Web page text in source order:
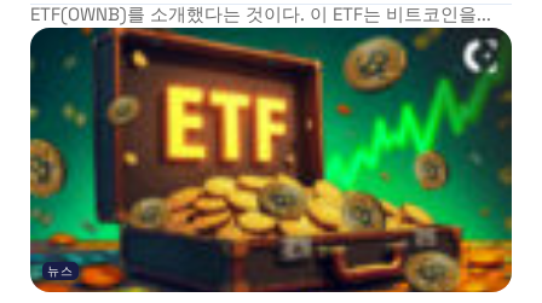
ETF(OWNB)를 소개했다는 것이다. 이 ETF는 비트코인을...
뉴스